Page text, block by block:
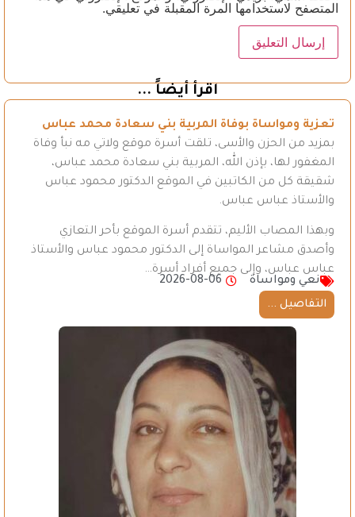
المتصفح لاستخدامها المرة المقبلة في تعليقي.
اقرأ أيضاً ...
تعزية ومواساة بوفاة المربية بني سعادة محمد عباس
بمزيد من الحزن والأسى، تلقت أسرة موقع ولاتي مه نبأ وفاة
المغفور لها، بإذن الله، المربية بني سعادة محمد عباس،
شقيقة كل من الكاتبين في الموقع الدكتور محمود عباس
والأستاذ عباس عباس.
وبهذا المصاب الأليم، تتقدم أسرة الموقع بأحر التعازي
وأصدق مشاعر المواساة إلى الدكتور محمود عباس والأستاذ
عباس عباس، وإلى جميع أفراد أسرة…
نعي ومواساة
2026-08-06
التفاصيل ...